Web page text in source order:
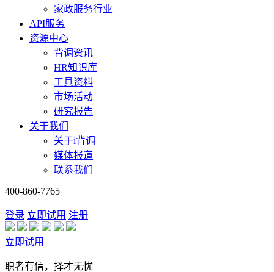
家政服务行业
API服务
资源中心
背调资讯
HR知识库
工具资料
市场活动
研究报告
关于我们
关于i背调
媒体报道
联系我们
400-860-7765
登录 立即试用 注册
立即试用
职者有信，择才无忧